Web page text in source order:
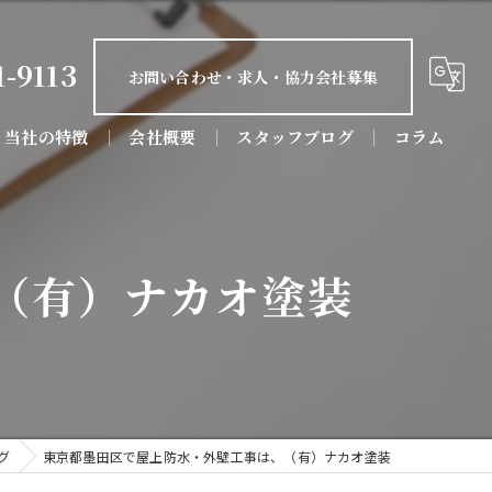
9113 お問い合わせ・求人・協力会社募集
当社の特徴
屋根塗装
屋根工事
会社概要 スタッフブログ コラム
有）ナカオ塗装
東京都墨田区で屋上防水・外壁工事は、（有）ナカオ塗装